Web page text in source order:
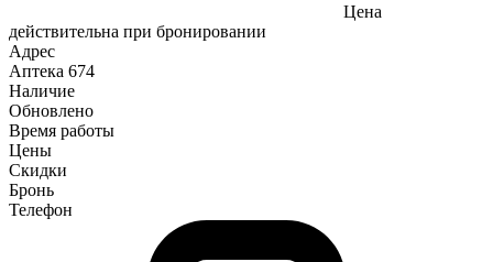
Цена
действительна при бронировании
Адрес
Аптека 674
Наличие
Обновлено
Время работы
Цены
Скидки
Бронь
Телефон